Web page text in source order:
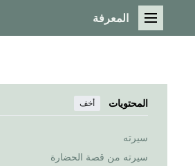
القائمة الرئيسية
المعرفة
المحتويات أخف
سيرته
سيرته من قصة الحضارة